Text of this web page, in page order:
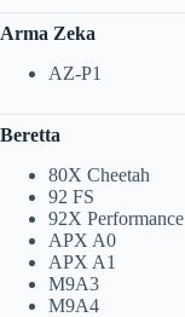
Arma Zeka
AZ-P1
Beretta
80X Cheetah
92 FS
92X Performance
APX A0
APX A1
M9A3
M9A4